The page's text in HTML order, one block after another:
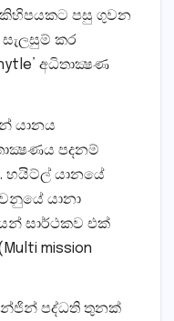
කිහිපයකට පසු ගුවන
කර
අධිතාක්‍ෂණ
යානය
පදනම්
යානයේ
යානා
සාර්ථකව එක්
mission
පද්ධති තුනක්